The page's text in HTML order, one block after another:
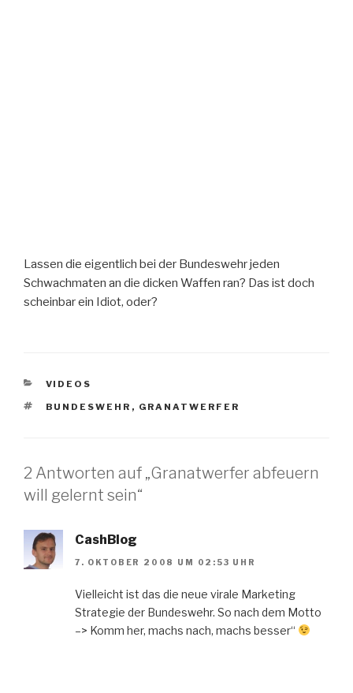
Lassen die eigentlich bei der Bundeswehr jeden
Schwachmaten an die dicken Waffen ran? Das ist doch
scheinbar ein Idiot, oder?
KATEGORIEN
VIDEOS
SCHLAGWÖRTER
BUNDESWEHR , GRANATWERFER
2 Antworten auf „Granatwerfer abfeuern
will gelernt sein“
CashBlog
7. OKTOBER 2008 UM 02:53 UHR
Vielleicht ist das die neue virale Marketing
Strategie der Bundeswehr. So nach dem Motto
–> Komm her, machs nach, machs besser“